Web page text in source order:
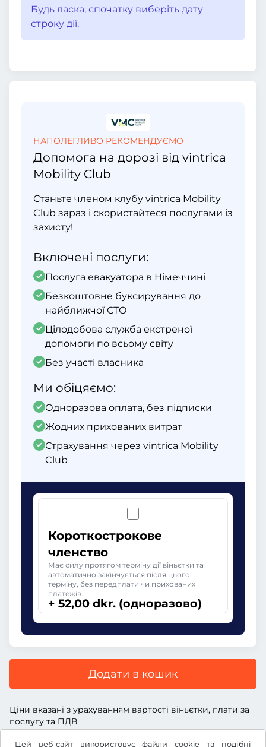
Цей веб-сайт використовує файли cookie та подібні
Будь ласка, спочатку виберіть дату
строку дії.
НАПОЛЕГЛИВО РЕКОМЕНДУЄМО
Допомога на дорозі від vintrica
Mobility Club
Станьте членом клубу vintrica Mobility
Club зараз і скористайтеся послугами із
захисту!
Включені послуги:
Послуга евакуатора в Німеччині
Безкоштовне буксирування до
найближчої СТО
Цілодобова служба екстреної
допомоги по всьому світу
Без участі власника
Ми обіцяємо:
Одноразова оплата, без підписки
Жодних прихованих витрат
Страхування через vintrica Mobility
Club
Короткострокове
членство
Має силу протягом терміну дії віньєтки та
автоматично закінчується після цього
терміну, без передплати чи прихованих
платежів.
+ 52,00 dkr. (одноразово)
Додати в кошик
Ціни вказані з урахуванням вартості віньєтки, плати за
послугу та ПДВ.